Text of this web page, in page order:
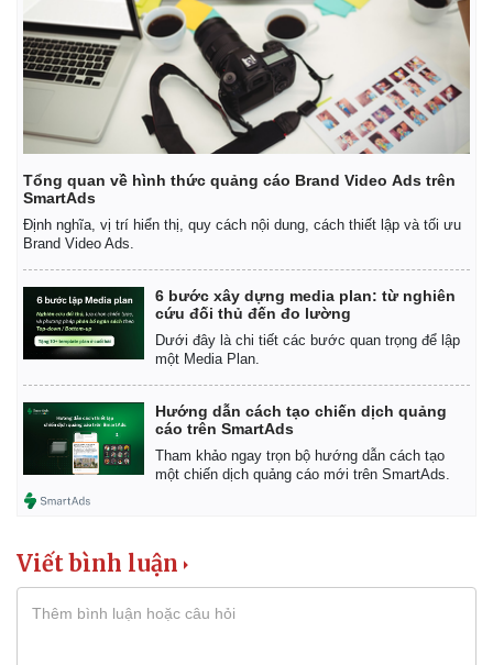
Bất động sản
Khởi nghiệp
Thị trường
Giá vàng
Tiêu dùng
Tỷ giá
Giá cà phê
Tổng quan về hình thức quảng cáo Brand Video Ads trên
SmartAds
Định nghĩa, vị trí hiển thị, quy cách nội dung, cách thiết lập và tối ưu
Brand Video Ads.
6 bước xây dựng media plan: từ nghiên
cứu đối thủ đến đo lường
Dưới đây là chi tiết các bước quan trọng để lập
một Media Plan.
Hướng dẫn cách tạo chiến dịch quảng
cáo trên SmartAds
Tham khảo ngay trọn bộ hướng dẫn cách tạo
một chiến dịch quảng cáo mới trên SmartAds.
Viết bình luận